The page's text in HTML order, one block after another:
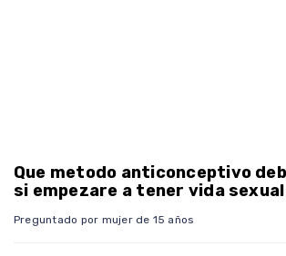
Que metodo anticonceptivo
si empezare a tener vida
Preguntado por mujer de 15 años